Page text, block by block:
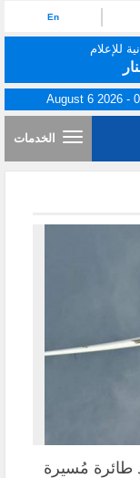
En
للإعلام
August 6 2026 -
الخدمات
طائرة مُسيرة